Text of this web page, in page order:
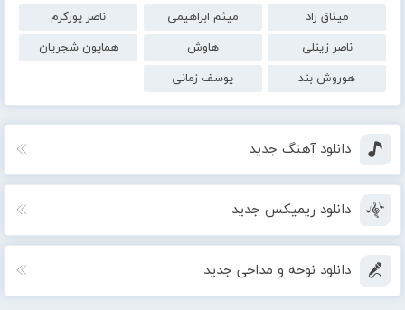
میثاق راد
میثم ابراهیمی
ناصر پورکرم
ناصر زینلی
هاوش
همایون شجریان
هوروش بند
یوسف زمانی
دانلود آهنگ جدید
دانلود ریمیکس جدید
دانلود نوحه و مداحی جدید